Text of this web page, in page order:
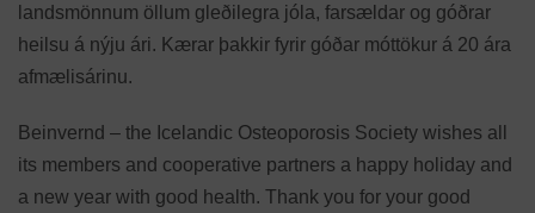
landsmönnum öllum gleðilegra jóla, farsældar og góðrar
heilsu á nýju ári. Kærar þakkir fyrir góðar móttökur á 20 ára
afmælisárinu.
Beinvernd – the Icelandic Osteoporosis Society wishes all
its members and cooperative partners a happy holiday and
a new year with good health. Thank you for your good